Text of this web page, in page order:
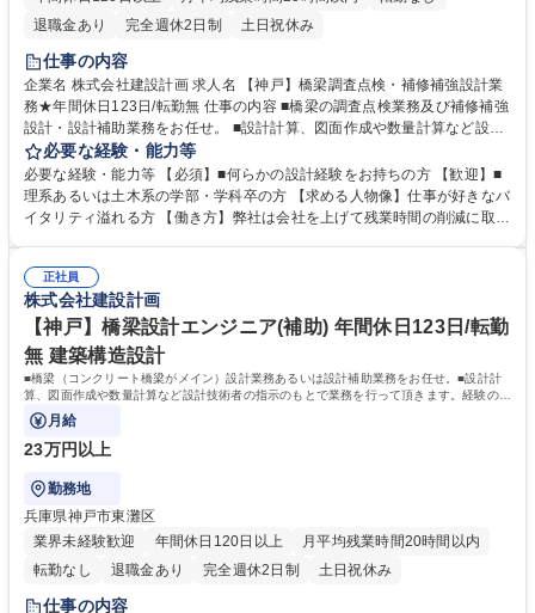
退職金あり
完全週休2日制 土日祝休み
仕事の内容
企業名 株式会社建設計画 求人名 【神戸】橋梁調査点検・補修補強設計業
務★年間休日123日/転勤無 仕事の内容 ■橋梁の調査点検業務及び補修補強
設計・設計補助業務をお任せ。 ■設計計算、図面作成や数量計算など設計
技術者の指示のもとで業務を行 って頂きます。未経験からでもOJTを通し
てスキルを磨く事が出来ます。 【業務イメージ】数名のグループで1つの
案件を担当します。1つの案件は約3か月程度。調査点検業務：3日～1週
間程度、その他は計画・設計業務となります。（そのため内勤業務がメイ
オフィスです。 【変更の範囲】なし 募集職種 【神戸】橋梁調査点検・補
修補強設計業務★年間休日123日/転勤無
必要な経験・能力等
必要な経験・能力等 【必須】■何らかの設計経験をお持ちの方 【歓迎】■
理系あるいは土木系の学部・学科卒の方 【求める人物像】仕事が好きなバ
イタリティ溢れる方 【働き方】弊社は会社を上げて残業時間の削減に取り
梁、土木構造物等の施工現場を見学できます。（年に数回実施していま
す。）自らのスキルアップに役立ちます。 コンクリートに特化した橋梁の
設計ノウハウが弊社の強みです。 学歴・資格 学歴：大学院 大学 高専 短大
専修学校 高校 語学力： 資格：
正社員
株式会社建設計画
【神戸】橋梁設計エンジニア(補助) 年間休日123日/転勤
無 建築構造設計
■橋梁（コンクリート橋梁がメイン）設計業務あるいは設計補助業務をお任せ。■設計計
算、図面作成や数量計算など設計技術者の指示のもとで業務を行って頂きます。経験の浅
い方でもOJTを通してスキルを磨けます。
月給
23万円以上
勤務地
兵庫県神戸市東灘区
業界未経験歓迎
年間休日120日以上
月平均残業時間20時間以内
転勤なし
退職金あり 完全週休2日制 土日祝休み
仕事の内容